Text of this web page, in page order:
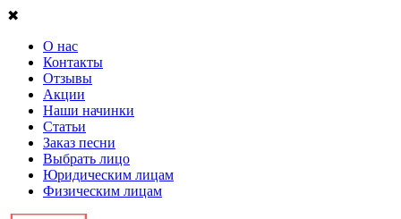
✖
О нас
Контакты
Отзывы
Акции
Наши начинки
Статьи
Заказ песни
Выбрать лицо
Юридическим лицам
Физическим лицам